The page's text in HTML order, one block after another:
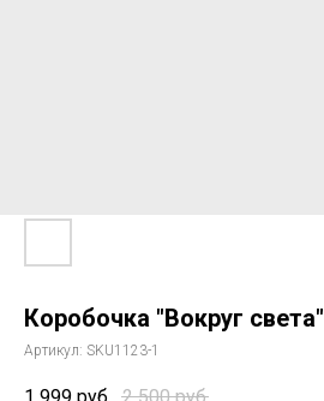
Коробочка "Вокруг света"
Артикул: SKU1123-1